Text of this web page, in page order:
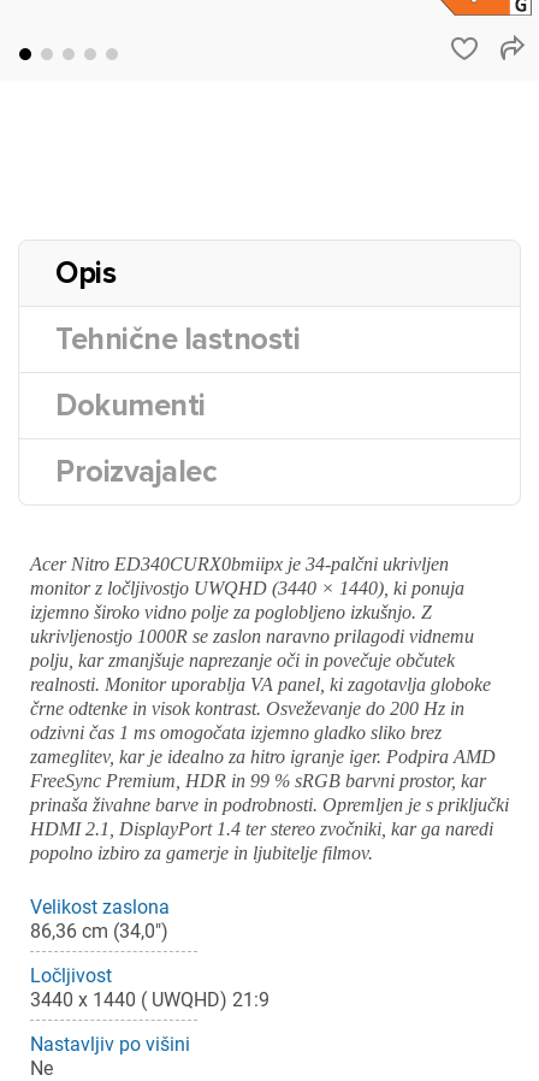
Opis
Tehnične lastnosti
Dokumenti
Proizvajalec
Acer Nitro ED340CURX0bmiipx je 34-palčni ukrivljen
monitor z ločljivostjo UWQHD (3440 × 1440), ki ponuja
izjemno široko vidno polje za poglobljeno izkušnjo. Z
ukrivljenostjo 1000R se zaslon naravno prilagodi vidnemu
polju, kar zmanjšuje naprezanje oči in povečuje občutek
realnosti. Monitor uporablja VA panel, ki zagotavlja globoke
črne odtenke in visok kontrast. Osveževanje do 200 Hz in
odzivni čas 1 ms omogočata izjemno gladko sliko brez
zameglitev, kar je idealno za hitro igranje iger. Podpira AMD
FreeSync Premium, HDR in 99 % sRGB barvni prostor, kar
prinaša živahne barve in podrobnosti. Opremljen je s priključki
HDMI 2.1, DisplayPort 1.4 ter stereo zvočniki, kar ga naredi
popolno izbiro za gamerje in ljubitelje filmov.
Velikost zaslona
86,36 cm (34,0")
Ločljivost
3440 x 1440 ( UWQHD) 21:9
Nastavljiv po višini
Ne